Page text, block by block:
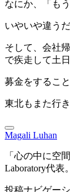
なにか、「も
いやいや違う
そして、会社
で疾走して土
募金をするこ
東北もまた行
Magali Luhan
「心の中に空
Laboratory代表。